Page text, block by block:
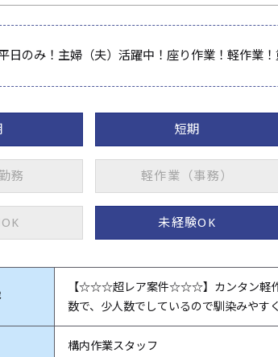
日のみ！主婦（夫）活躍中！座り作業！軽作業
短期
務 軽作業（事務）
未経験OK
【☆☆☆超レア案件☆☆☆】カンタン軽作
数で、少人数でしているので馴染みや
構内作業スタッフ